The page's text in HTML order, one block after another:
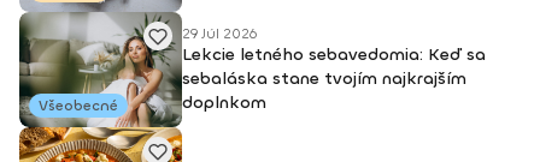
Všeobecné
29 Júl 2026
Lekcie letného sebavedomia: Keď sa
sebaláska stane tvojím najkrajším
doplnkom